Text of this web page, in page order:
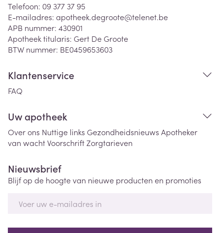
Telefoon: 09 377 37 95
E-mailadres: apotheek.degroote@telenet.be
APB nummer: 430901
Apotheek titularis: Gert De Groote
BTW nummer: BE0459653603
Klantenservice
FAQ
Uw apotheek
Over ons Nuttige links Gezondheidsnieuws Apotheker
van wachtVoorschriftZorgtarieven
Nieuwsbrief
Blijf op de hoogte van nieuwe producten en promoties